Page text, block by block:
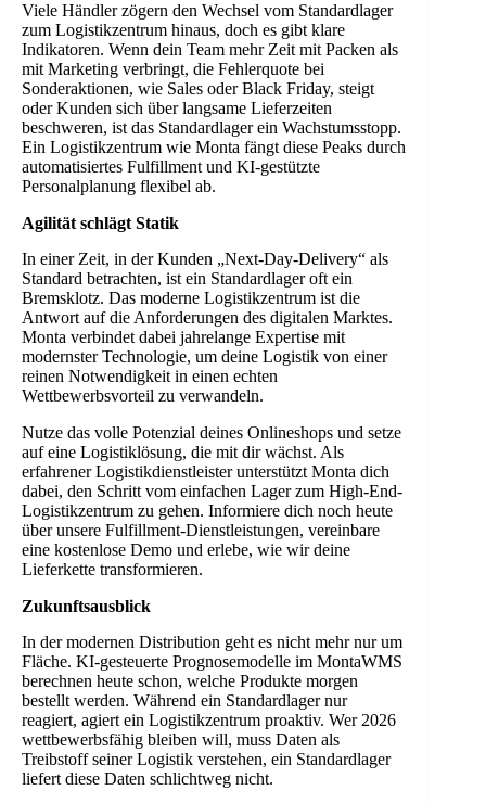
Viele Händler zögern den Wechsel vom Standardlager
zum Logistikzentrum hinaus, doch es gibt klare
Indikatoren. Wenn dein Team mehr Zeit mit Packen als
mit Marketing verbringt, die Fehlerquote bei
Sonderaktionen, wie Sales oder Black Friday, steigt
oder Kunden sich über langsame Lieferzeiten
beschweren, ist das Standardlager ein Wachstumsstopp.
Ein Logistikzentrum wie Monta fängt diese Peaks durch
automatisiertes Fulfillment und KI-gestützte
Personalplanung flexibel ab.
Agilität schlägt Statik
In einer Zeit, in der Kunden „Next-Day-Delivery“ als
Standard betrachten, ist ein Standardlager oft ein
Bremsklotz. Das moderne Logistikzentrum ist die
Antwort auf die Anforderungen des digitalen Marktes.
Monta verbindet dabei jahrelange Expertise mit
modernster Technologie, um deine Logistik von einer
reinen Notwendigkeit in einen echten
Wettbewerbsvorteil zu verwandeln.
Nutze das volle Potenzial deines Onlineshops und setze
auf eine Logistiklösung, die mit dir wächst. Als
erfahrener Logistikdienstleister unterstützt Monta dich
dabei, den Schritt vom einfachen Lager zum High-End-
Logistikzentrum zu gehen. Informiere dich noch heute
über unsere Fulfillment-Dienstleistungen, vereinbare
eine kostenlose Demo und erlebe, wie wir deine
Lieferkette transformieren.
Zukunftsausblick
In der modernen Distribution geht es nicht mehr nur um
Fläche. KI-gesteuerte Prognosemodelle im MontaWMS
berechnen heute schon, welche Produkte morgen
bestellt werden. Während ein Standardlager nur
reagiert, agiert ein Logistikzentrum proaktiv. Wer 2026
wettbewerbsfähig bleiben will, muss Daten als
Treibstoff seiner Logistik verstehen, ein Standardlager
liefert diese Daten schlichtweg nicht.